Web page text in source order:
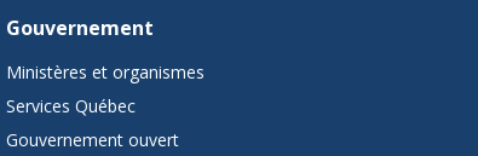
Gouvernement
Ministères et organismes
Services Québec
Gouvernement ouvert